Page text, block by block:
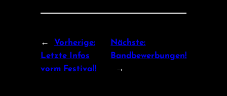
←
Vorherige:
Letzte Infos
vorm Festival!
Nächste:
Bandbewerbungen!
→